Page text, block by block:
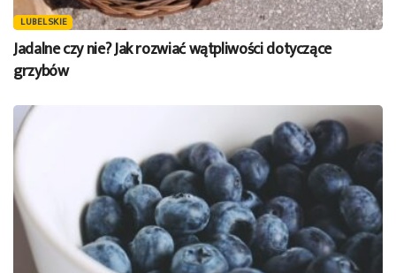
LUBELSKIE
Jadalne czy nie? Jak rozwiać wątpliwości dotyczące
grzybów